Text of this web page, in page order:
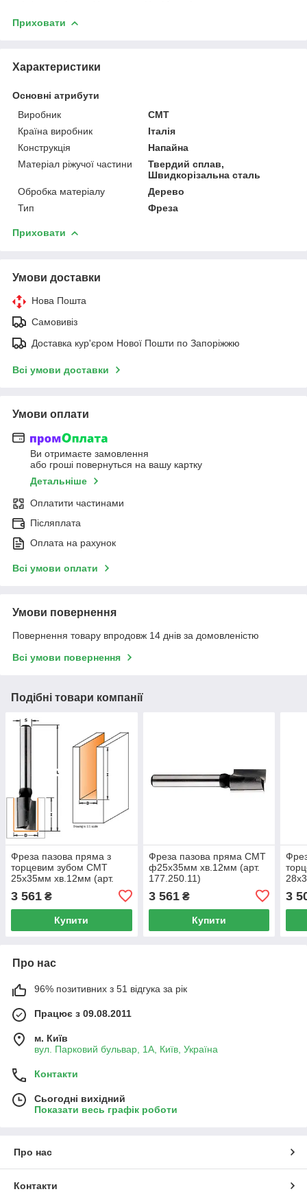
Приховати
Характеристики
Основні атрибути
Виробник
CMT
Країна виробник
Італія
Конструкція
Напайна
Матеріал ріжучої частини
Твердий сплав,
Швидкорізальна сталь
Обробка матеріалу
Дерево
Тип
Фреза
Приховати
Умови доставки
Нова Пошта
Самовивіз
Доставка кур'єром Нової Пошти по Запоріжжю
Всі умови доставки
Умови оплати
Ви отримаєте замовлення
або гроші повернуться на вашу картку
Детальніше
Оплатити частинами
Післяплата
Оплата на рахунок
Всі умови оплати
Умови повернення
Повернення товару впродовж 14 днів за домовленістю
Всі умови повернення
Подібні товари компанії
Фреза пазова пряма з
торцевим зубом CMT
25х35мм хв.12мм (арт.
3 561 ₴
Купити
Фреза пазова пряма CMT
ф25х35мм хв.12мм (арт.
177.250.11)
3 561₴
Купити
3
Про нас
96% позитивних з 51 відгука за рік
Працює з 09.08.2011
м. Київ
вул. Парковий бульвар, 1А, Київ, Україна
Контакти
Сьогодні вихідний
Показати весь графік роботи
Про нас
Контакти